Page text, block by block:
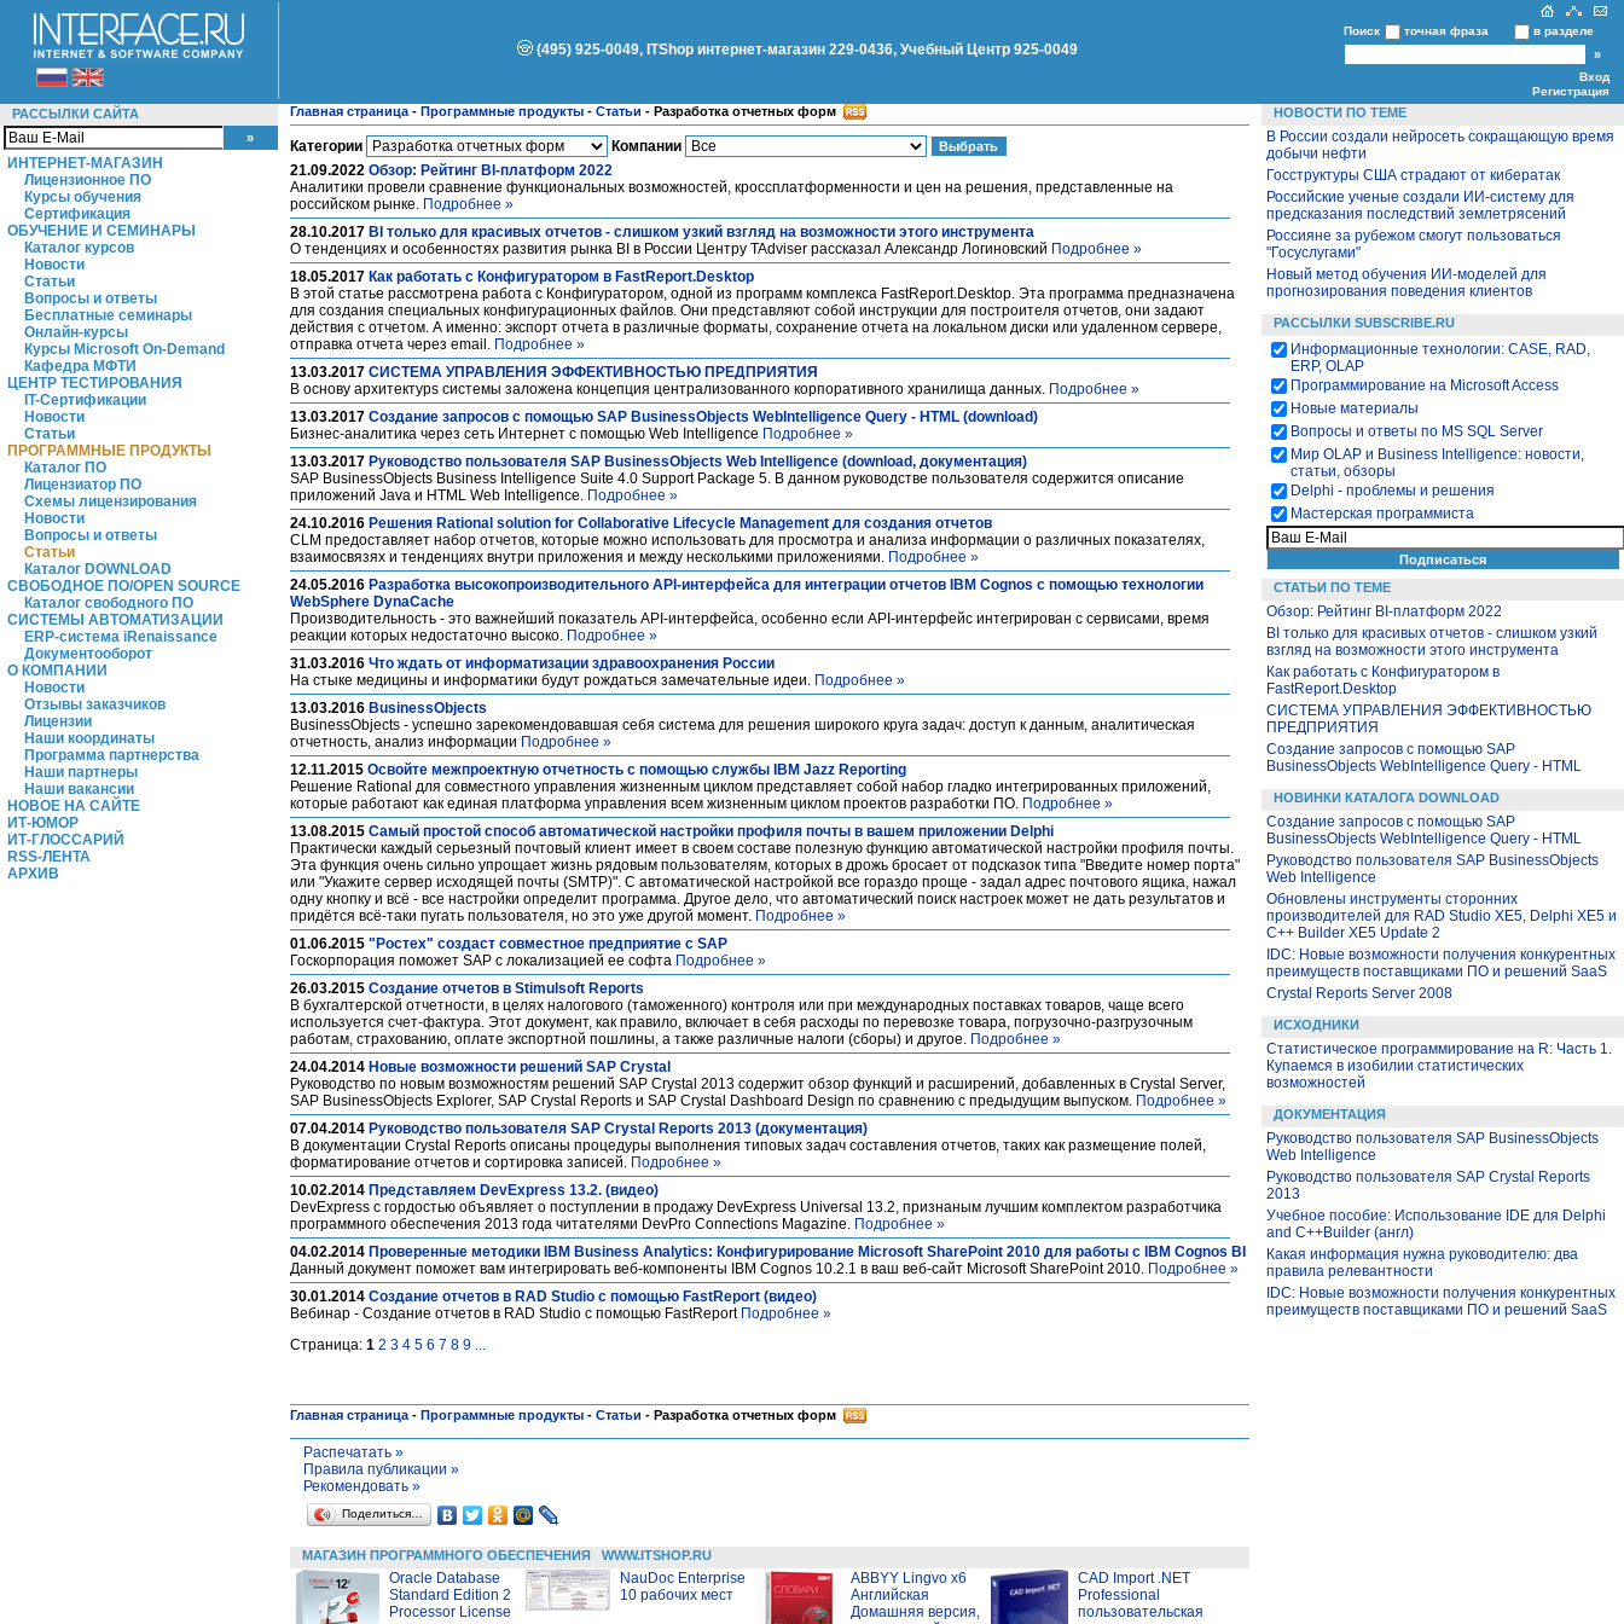
(495) 925-0049, ITShop интернет-магазин 229-0436, Учебный Центр 925-0049
Поиск точная фраза в разделе
Вход
Регистрация
РАССЫЛКИ САЙТА
ИНТЕРНЕТ-МАГАЗИН
Лицензионное ПО
Курсы обучения
Сертификация
ОБУЧЕНИЕ И СЕМИНАРЫ
Каталог курсов
Новости
Статьи
Вопросы и ответы
Бесплатные семинары
Онлайн-курсы
Курсы Microsoft On-Demand
Кафедра МФТИ
ЦЕНТР ТЕСТИРОВАНИЯ
IT-Сертификации
Новости
Статьи
ПРОГРАММНЫЕ ПРОДУКТЫ
Каталог ПО
Лицензиатор ПО
Схемы лицензирования
Новости
Вопросы и ответы
Статьи
Каталог DOWNLOAD
СВОБОДНОЕ ПО/OPEN SOURCE
Каталог свободного ПО
СИСТЕМЫ АВТОМАТИЗАЦИИ
ERP-система iRenaissance
Документооборот
О КОМПАНИИ
Новости
Отзывы заказчиков
Лицензии
Наши координаты
Программа партнерства
Наши партнеры
Наши вакансии
НОВОЕ НА САЙТЕ
ИТ-ЮМОР
ИТ-ГЛОССАРИЙ
RSS-ЛЕНТА
АРХИВ
Главная страница - Программные продукты - Статьи - Разработка отчетных форм
Категории
Компании
21.09.2022 Обзор: Рейтинг BI-платформ 2022
Аналитики провели сравнение функциональных возможностей, кроссплатформенности и цен на решения, представленные на
российском рынке. Подробнее »
28.10.2017 BI только для красивых отчетов - слишком узкий взгляд на возможности этого инструмента
О тенденциях и особенностях развития рынка BI в России Центру TAdviser рассказал Александр Логиновский Подробнее »
18.05.2017 Как работать с Конфигуратором в FastReport.Desktop
В этой статье рассмотрена работа с Конфигуратором, одной из программ комплекса FastReport.Desktop. Эта программа предназначена
для создания специальных конфигурационных файлов. Они представляют собой инструкции для построителя отчетов, они задают
действия с отчетом. А именно: экспорт отчета в различные форматы, сохранение отчета на локальном диски или удаленном сервере,
отправка отчета через email. Подробнее »
13.03.2017 СИСТЕМА УПРАВЛЕНИЯ ЭФФЕКТИВНОСТЬЮ ПРЕДПРИЯТИЯ
В основу архитектурs системы заложена концепция централизованного корпоративного хранилища данных. Подробнее »
13.03.2017 Создание запросов с помощью SAP BusinessObjects WebIntelligence Query - HTML (download)
Бизнес-аналитика через сеть Интернет с помощью Web Intelligence Подробнее »
13.03.2017 Руководство пользователя SAP BusinessObjects Web Intelligence (download, документация)
SAP BusinessObjects Business Intelligence Suite 4.0 Support Package 5. В данном руководстве пользователя содержится описание
приложений Java и HTML Web Intelligence. Подробнее »
24.10.2016 Решения Rational solution for Collaborative Lifecycle Management для создания отчетов
CLM предоставляет набор отчетов, которые можно использовать для просмотра и анализа информации о различных показателях,
взаимосвязях и тенденциях внутри приложения и между несколькими приложениями. Подробнее »
24.05.2016 Разработка высокопроизводительного API-интерфейса для интеграции отчетов IBM Cognos с помощью технологии
WebSphere DynaCache
Производительность - это важнейший показатель API-интерфейса, особенно если API-интерфейс интегрирован с сервисами, время
реакции которых недостаточно высоко. Подробнее »
31.03.2016 Что ждать от информатизации здравоохранения России
На стыке медицины и информатики будут рождаться замечательные идеи. Подробнее »
13.03.2016 BusinessObjects
BusinessObjects - успешно зарекомендовавшая себя система для решения широкого круга задач: доступ к данным, аналитическая
отчетность, анализ информации Подробнее »
12.11.2015 Освойте межпроектную отчетность с помощью службы IBM Jazz Reporting
Решение Rational для совместного управления жизненным циклом представляет собой набор гладко интегрированных приложений,
которые работают как единая платформа управления всем жизненным циклом проектов разработки ПО. Подробнее »
13.08.2015 Самый простой способ автоматической настройки профиля почты в вашем приложении Delphi
Практически каждый серьезный почтовый клиент имеет в своем составе полезную функцию автоматической настройки профиля почты.
Эта функция очень сильно упрощает жизнь рядовым пользователям, которых в дрожь бросает от подсказок типа "Введите номер порта"
или "Укажите сервер исходящей почты (SMTP)". С автоматической настройкой все гораздо проще - задал адрес почтового ящика, нажал
одну кнопку и всё - все настройки определит программа. Другое дело, что автоматический поиск настроек может не дать результатов и
придётся всё-таки пугать пользователя, но это уже другой момент. Подробнее »
01.06.2015 "Ростех" создаст совместное предприятие с SAP
Госкорпорация поможет SAP с локализацией ее софта Подробнее »
26.03.2015 Создание отчетов в Stimulsoft Reports
В бухгалтерской отчетности, в целях налогового (таможенного) контроля или при международных поставках товаров, чаще всего
используется счет-фактура. Этот документ, как правило, включает в себя расходы по перевозке товара, погрузочно-разгрузочным
работам, страхованию, оплате экспортной пошлины, а также различные налоги (сборы) и другое. Подробнее »
24.04.2014 Новые возможности решений SAP Crystal
Руководство по новым возможностям решений SAP Crystal 2013 содержит обзор функций и расширений, добавленных в Crystal Server,
SAP BusinessObjects Explorer, SAP Crystal Reports и SAP Crystal Dashboard Design по сравнению с предыдущим выпуском. Подробнее »
07.04.2014 Руководство пользователя SAP Crystal Reports 2013 (документация)
В документации Crystal Reports описаны процедуры выполнения типовых задач составления отчетов, таких как размещение полей,
форматирование отчетов и сортировка записей. Подробнее »
10.02.2014 Представляем DevExpress 13.2. (видео)
DevExpress с гордостью объявляет о поступлении в продажу DevExpress Universal 13.2, признаным лучшим комплектом разработчика
программного обеспечения 2013 года читателями DevPro Connections Magazine. Подробнее »
04.02.2014 Проверенные методики IBM Business Analytics: Конфигурирование Microsoft SharePoint 2010 для работы с IBM Cognos BI
Данный документ поможет вам интегрировать веб-компоненты IBM Cognos 10.2.1 в ваш веб-сайт Microsoft SharePoint 2010. Подробнее »
30.01.2014 Создание отчетов в RAD Studio с помощью FastReport (видео)
Вебинар - Создание отчетов в RAD Studio с помощью FastReport Подробнее »
Страница: 1 2 3 4 5 6 7 8 9 ...
Главная страница - Программные продукты - Статьи - Разработка отчетных форм
Распечатать »
Правила публикации »
Рекомендовать »
Поделиться…
МАГАЗИН ПРОГРАММНОГО ОБЕСПЕЧЕНИЯ WWW.ITSHOP.RU
Oracle Database
Standard Edition 2
Processor License
NauDoc Enterprise
10 рабочих мест
ABBYY Lingvo x6
Английская
Домашняя версия,
CAD Import .NET
Professional
пользовательская
НОВОСТИ ПО ТЕМЕ
В России создали нейросеть сокращающую время
добычи нефти
Госструктуры США страдают от кибератак
Российские ученые создали ИИ‑систему для
предсказания последствий землетрясений
Россияне за рубежом смогут пользоваться
"Госуслугами"
Новый метод обучения ИИ-моделей для
прогнозирования поведения клиентов
РАССЫЛКИ SUBSCRIBE.RU
Информационные технологии: CASE, RAD,
ERP, OLAP
Программирование на Microsoft Access
Новые материалы
Вопросы и ответы по MS SQL Server
Мир OLAP и Business Intelligence: новости,
статьи, обзоры
Delphi - проблемы и решения
Мастерская программиста
СТАТЬИ ПО ТЕМЕ
Обзор: Рейтинг BI-платформ 2022
BI только для красивых отчетов - слишком узкий
взгляд на возможности этого инструмента
Как работать с Конфигуратором в
FastReport.Desktop
СИСТЕМА УПРАВЛЕНИЯ ЭФФЕКТИВНОСТЬЮ
ПРЕДПРИЯТИЯ
Создание запросов с помощью SAP
BusinessObjects WebIntelligence Query - HTML
НОВИНКИ КАТАЛОГА DOWNLOAD
Создание запросов с помощью SAP
BusinessObjects WebIntelligence Query - HTML
Руководство пользователя SAP BusinessObjects
Web Intelligence
Обновлены инструменты сторонних
производителей для RAD Studio XE5, Delphi XE5 и
C++ Builder XE5 Update 2
IDC: Новые возможности получения конкурентных
преимуществ поставщиками ПО и решений SaaS
Crystal Reports Server 2008
ИСХОДНИКИ
Статистическое программирование на R: Часть 1.
Купаемся в изобилии статистических
возможностей
ДОКУМЕНТАЦИЯ
Руководство пользователя SAP BusinessObjects
Web Intelligence
Руководство пользователя SAP Crystal Reports
2013
Учебное пособие: Использование IDE для Delphi
and C++Builder (англ)
Какая информация нужна руководителю: два
правила релевантности
IDC: Новые возможности получения конкурентных
преимуществ поставщиками ПО и решений SaaS